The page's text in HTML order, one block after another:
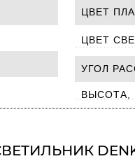
ЦВЕТ
ЦВЕТ
УГОЛ
ВЫСОТА,